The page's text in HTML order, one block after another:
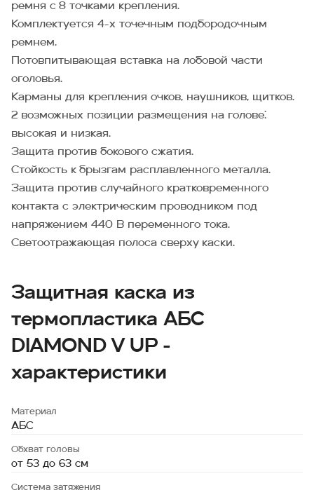
ремня с 8 точками крепления.
Комплектуется 4-х точечным подбородочным
ремнем.
Потовпитывающая вставка на лобовой части
оголовья.
Карманы для крепления очков, наушников, щитков.
2 возможных позиции размещения на голове:
высокая и низкая.
Защита против бокового сжатия.
Стойкость к брызгам расплавленного металла.
Защита против случайного кратковременного
контакта с электрическим проводником под
напряжением 440 В переменного тока.
Светоотражающая полоса сверху каски.
Защитная каска из
термопластика АБС
DIAMOND V UP -
характеристики
Материал
АБС
Обхват головы
от 53 до 63 см
Система затяжения